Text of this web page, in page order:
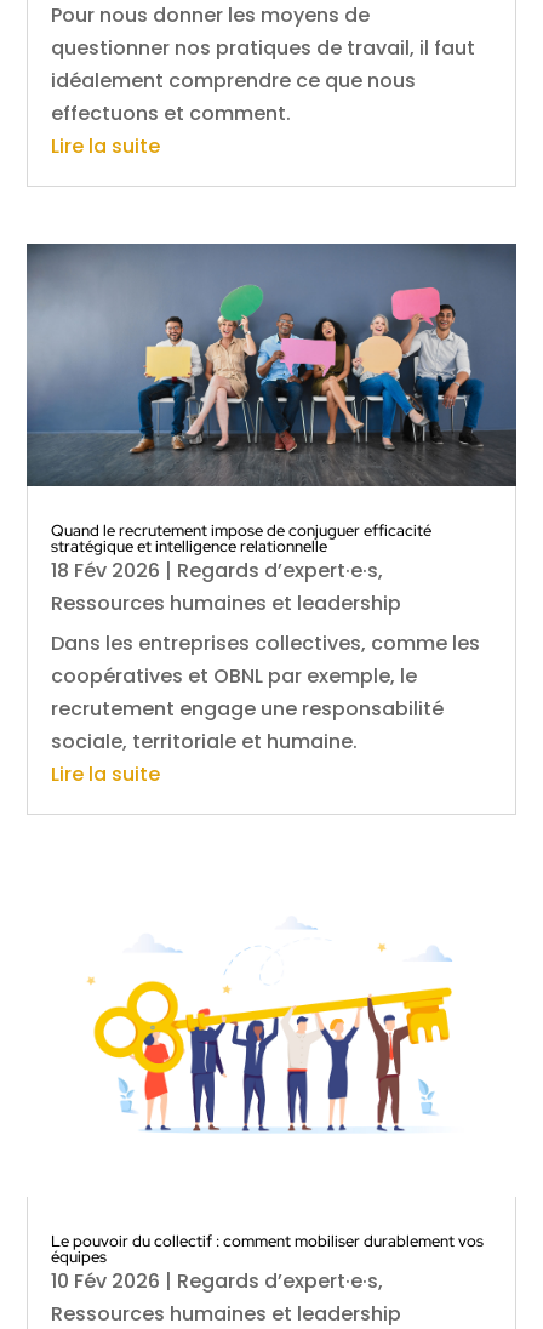
Pour nous donner les moyens de
questionner nos pratiques de travail, il faut
idéalement comprendre ce que nous
effectuons et comment.
Lire la suite
Quand le recrutement impose de conjuguer efficacité
stratégique et intelligence relationnelle
18 Fév 2026 | Regards d’expert·e·s,
Ressources humaines et leadership
Dans les entreprises collectives, comme les
coopératives et OBNL par exemple, le
recrutement engage une responsabilité
sociale, territoriale et humaine.
Lire la suite
Le pouvoir du collectif : comment mobiliser durablement vos
équipes
10 Fév 2026 | Regards d’expert·e·s,
Ressources humaines et leadership